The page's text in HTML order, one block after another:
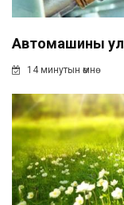
Автомашины
14 минутын өмнө